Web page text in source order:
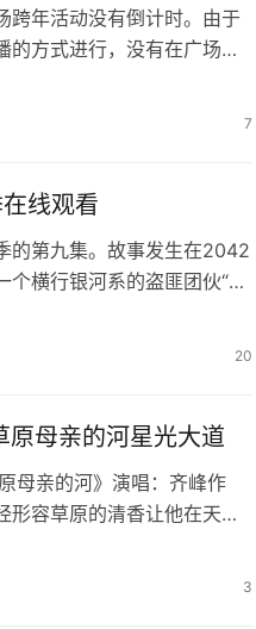
年活动没有倒计时。由于
方式进行，没有在广场现
个问题，2022卡塔尔世界
7
线观看
的第九集。故事发生在2042
横行银河系的盗匪团伙“真
解析这集与原著的内容一
20
原母亲的河星光大道
母亲的河》演唱：齐峰作
容草原的清香让他在天涯
水在传唱着祖先的祝福保
3